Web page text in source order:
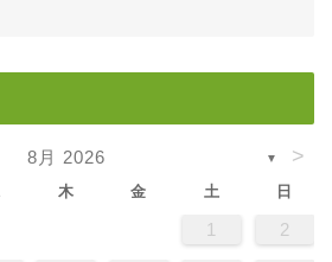
8月 2026 ▼ >
木 金 土 日
1 2